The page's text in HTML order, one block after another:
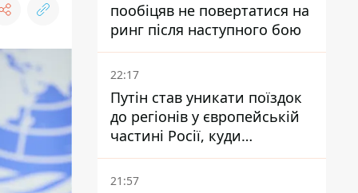
пообіцяв не повертатися на
ринг після наступного бою
22:17
Путін став уникати поїздок
до регіонів у європейській
частині Росії, куди
регулярно долітають дрони
21:57